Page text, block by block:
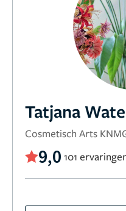
Tatjana
Cosmetisch Arts
9,0 101